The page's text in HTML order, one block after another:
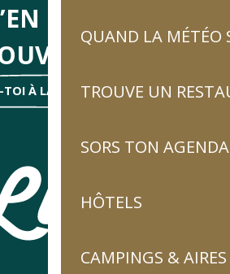
QUAND LA MÉTÉO
TROUVE UN
SORS TON AGENDA
HÔTELS
CAMPINGS &
DIRA DES
TOI À LA NEWSLETTER !